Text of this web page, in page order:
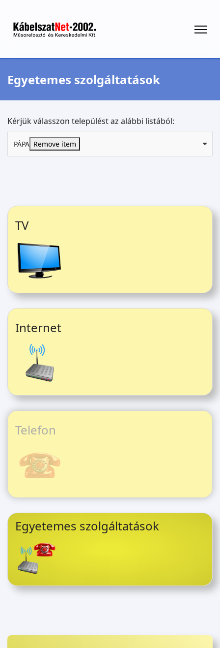
Egyetemes szolgáltatások
Kérjük válasszon települést az alábbi listából:
PÁPA Remove item
TV
Internet
Telefon
Egyetemes szolgáltatások